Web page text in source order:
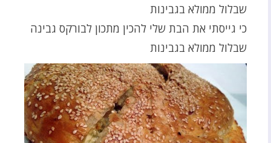
שבלול ממולא בגבינות
כי גייסתי את הבת שלי להכין מתכון לבורקס גבינה
שבלול ממולא בגבינות